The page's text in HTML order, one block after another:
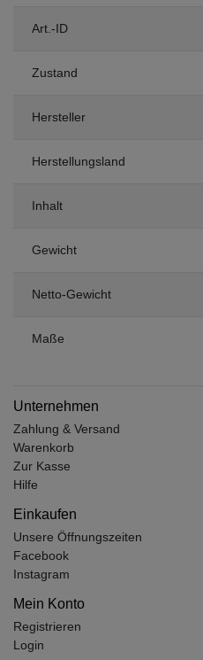
Art.-ID
Zustand
Hersteller
Herstellungsland
Inhalt
Gewicht
Netto-Gewicht
Maße
Unternehmen
Zahlung & Versand
Warenkorb
Zur Kasse
Hilfe
Einkaufen
Unsere Öffnungszeiten
Facebook
Instagram
Mein Konto
Registrieren
Login